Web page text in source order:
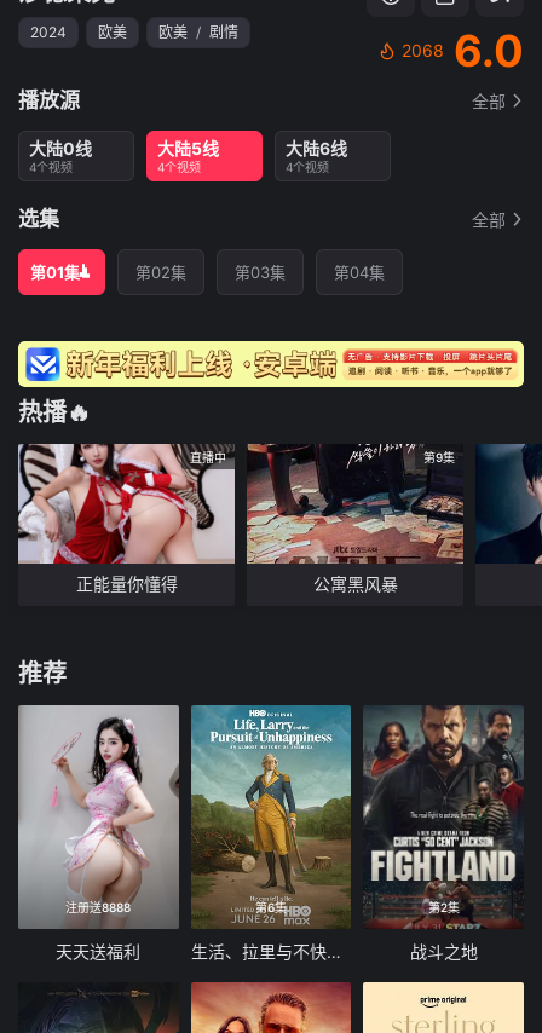
2024 欧美 欧美 / 剧情
2068 6.0
播放源 全部
大陆0线
4个视频
大陆5线
4个视频
大陆6线
4个视频
选集 全部
第01集 第02集 第03集 第04集
热播🔥
直播中
正能量你懂得
第9集
公寓黑风暴
推荐
注册送8888
天天送福利
第6集
生活、拉里与不快乐的追求：一部美国史
第2集
战斗之地